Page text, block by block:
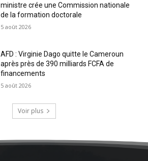
ministre crée une Commission nationale
de la formation doctorale
5 août 2026
AFD : Virginie Dago quitte le Cameroun
après près de 390 milliards FCFA de
financements
5 août 2026
Voir plus